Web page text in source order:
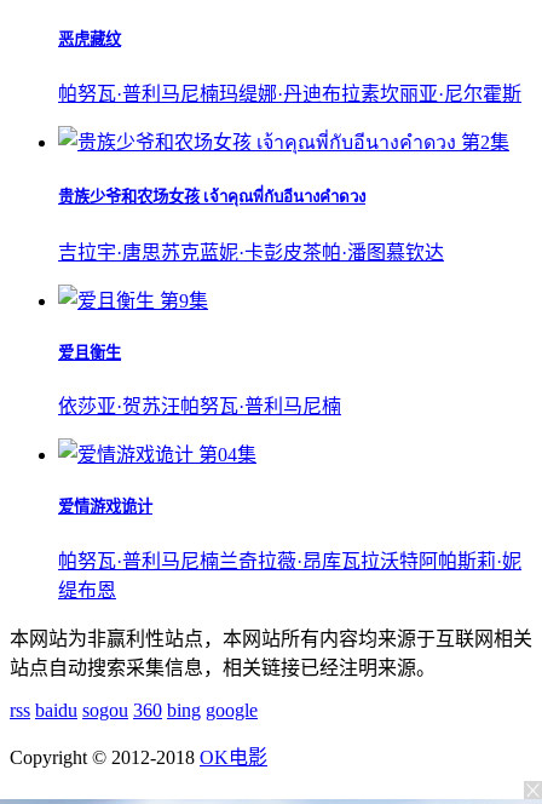
恶虎藏纹
帕努瓦·普利马尼楠玛缇娜·丹迪布拉素坎丽亚·尼尔霍斯
第2集
贵族少爷和农场女孩 เจ้าคุณพี่กับอีนางคำดวง
吉拉宇·唐思苏克蓝妮·卡彭皮茶帕·潘图慕钦达
第9集
爱且衡生
依莎亚·贺苏汪帕努瓦·普利马尼楠
第04集
爱情游戏诡计
帕努瓦·普利马尼楠兰奇拉薇·昂库瓦拉沃特阿帕斯莉·妮
缇布恩
本网站为非赢利性站点，本网站所有内容均来源于互联网相关
站点自动搜索采集信息，相关链接已经注明来源。
rss baidu sogou 360 bing google
Copyright © 2012-2018 OK电影